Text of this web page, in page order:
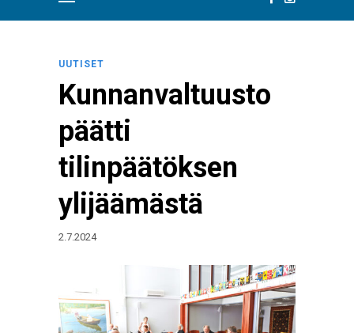
UUTISET
Kunnanvaltuusto
päätti
tilinpäätöksen
ylijäämästä
2.7.2024